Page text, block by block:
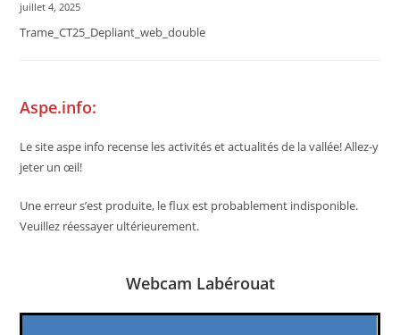
juillet 4, 2025
Trame_CT25_Depliant_web_double
Aspe.info:
Le site aspe info recense les activités et actualités de la vallée! Allez-y
jeter un œil!
Une erreur s’est produite, le flux est probablement indisponible.
Veuillez réessayer ultérieurement.
Webcam Labérouat